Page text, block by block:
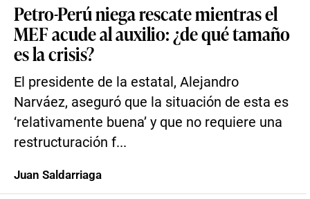
Petro-Perú niega rescate mientras el
MEF acude al auxilio: ¿de qué tamaño
es la crisis?
El presidente de la estatal, Alejandro
Narváez, aseguró que la situación de esta es
‘relativamente buena’ y que no requiere una
restructuración f...
Juan Saldarriaga